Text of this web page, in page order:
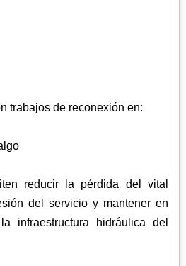
trabajos de reconexión en:
reducir la pérdida del vital
del servicio y mantener en
infraestructura hidráulica del